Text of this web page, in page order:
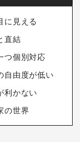
に見える
直結
つ個別対応
自由度が低い
利かない
の世界